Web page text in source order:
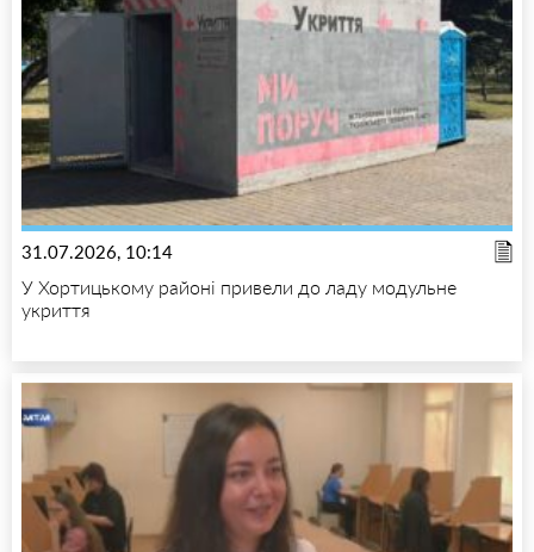
31.07.2026, 10:14
У Хортицькому районі привели до ладу модульне
укриття